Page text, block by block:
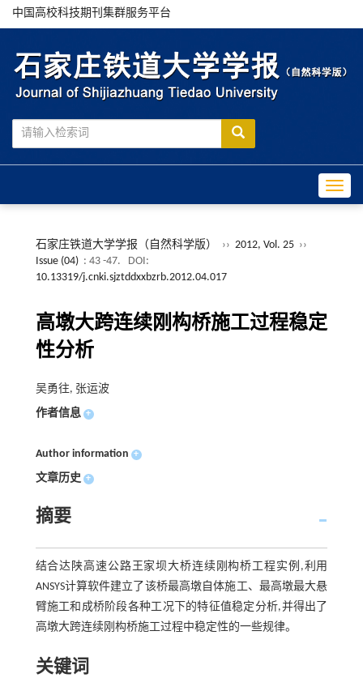
中国高校科技期刊集群服务平台
石家庄铁道大学学报（自然科学版） ›› 2012, Vol. 25 ››
Issue (04) : 43 -47.
DOI:
10.13319/j.cnki.sjztddxxbzrb.2012.04.017
高墩大跨连续刚构桥施工过程稳定
性分析
吴勇往, 张运波
作者信息 +
Author information +
文章历史 +
摘要
结合达陕高速公路王家坝大桥连续刚构桥工程实例,利用
ANSYS计算软件建立了该桥最高墩自体施工、最高墩最大悬
臂施工和成桥阶段各种工况下的特征值稳定分析,并得出了
高墩大跨连续刚构桥施工过程中稳定性的一些规律。
关键词